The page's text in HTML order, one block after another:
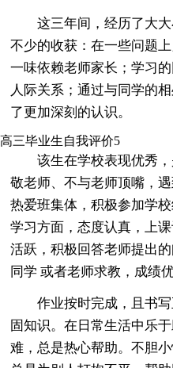
这三年间，经历了大
不少的收获：在一些问题
一味依赖老师家长；学习
人际关系；通过与同学的
了更加深刻的认识。
高三毕业生自我评价5
该生在学校表现优秀
敬老师、不与老师顶嘴，
热爱班集体，积极参加学
学习方面，态度认真，上
活跃，积极回答老师提出
同学 或者老师求教，成绩优
作业按时完成，且书
固知识。在日常生活中乐
难，总是热心帮助。不胆